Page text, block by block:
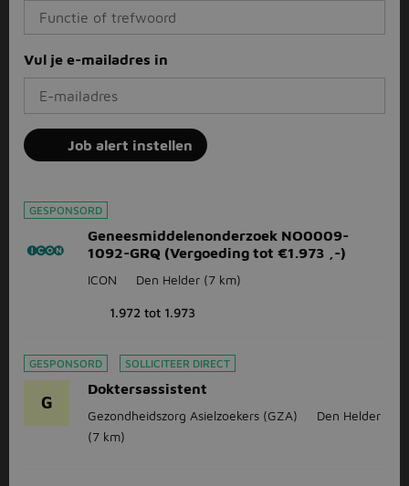
Vul je e-mailadres in
Job alert instellen
GESPONSORD
Geneesmiddelenonderzoek NO0009-
1092-GRQ (Vergoeding tot €1.973 ,-)
ICON Den Helder (7 km)
1.972 tot 1.973
GESPONSORD SOLLICITEER DIRECT
G
Doktersassistent
Gezondheidszorg Asielzoekers (GZA)
Den Helder
(7 km)